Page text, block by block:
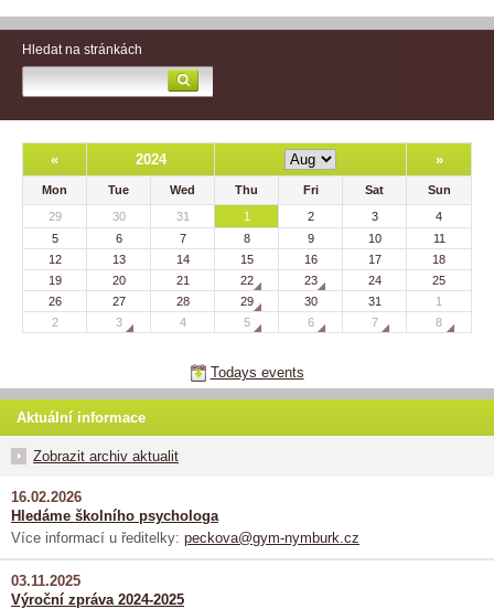
Hledat na stránkách
« 2024 »
Mon Tue Wed Thu Fri Sat
Sun
29
30 31 1 2 3
4
5
6 7 8 9 10
11
12
13 14 15 16 17
18
19
20 21 22 23 24
25
26
27 28 29 30 31
1
2
3 4 5 6 7 8
Todays events
Aktuální informace
Zobrazit archiv aktualit
16.02.2026
Hledáme školního psychologa
Více informací u ředitelky: peckova@gym-nymburk.cz
03.11.2025
Výroční zpráva 2024-2025